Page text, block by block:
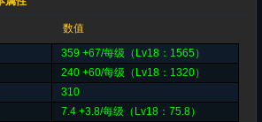
数值
359 +67/每级（Lv18：1565）
240 +60/每级（Lv18：1320）
310
7.4 +3.8/每级（Lv18：75.8）